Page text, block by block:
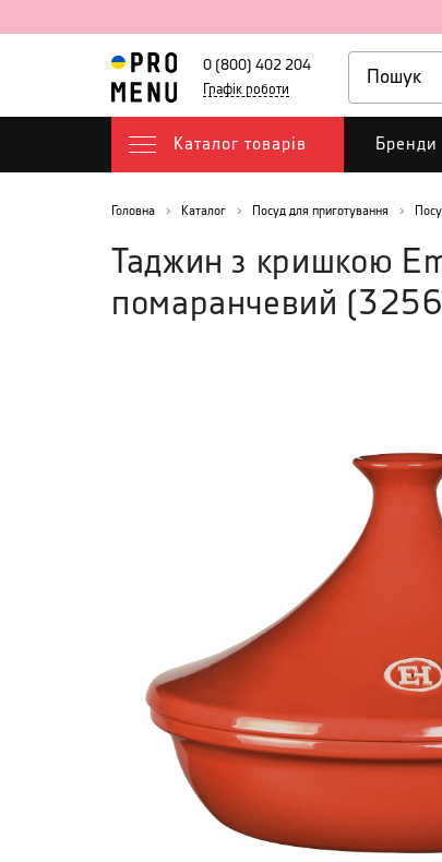
0 (800) 402 204
Графік роботи
Каталог товарів Бренди
Головна Каталог Посуд для приготування
Таджин з кришкою
помаранчевий (